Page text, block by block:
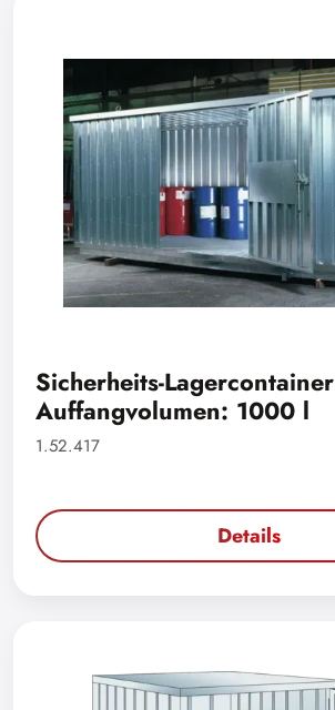
Sicherheits-Lagercontainer
Auffangvolumen: 1000 l
1.52.417
Details